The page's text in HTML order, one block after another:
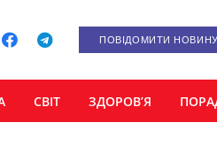
ПОВІДОМИТИ НОВИНУ
СВІТ ЗДОРОВ’Я